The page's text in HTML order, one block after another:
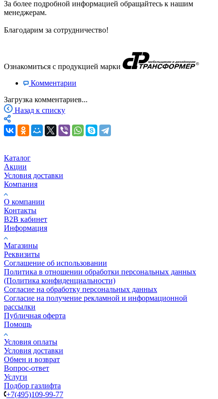
За более подробной информацией обращайтесь к нашим
менеджерам.
Благодарим за сотрудничество!
Ознакомиться с продукцией марки
Комментарии
Загрузка комментариев...
Назад к списку
Каталог
Акции
Условия доставки
Компания
О компании
Контакты
B2B кабинет
Информация
Магазины
Реквизиты
Соглашение об использовании
Политика в отношении обработки персональных данных
(Политика конфиденциальности)
Согласие на обработку персональных данных
Согласие на получение рекламной и информационной
рассылки
Публичная оферта
Помощь
Условия оплаты
Условия доставки
Обмен и возврат
Вопрос-ответ
Услуги
Подбор газлифта
+7(495)109-99-77